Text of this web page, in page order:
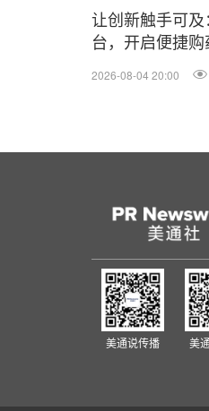
让创新触手可
台，开启便捷
2026-08-04 20:00
美通说传播 美